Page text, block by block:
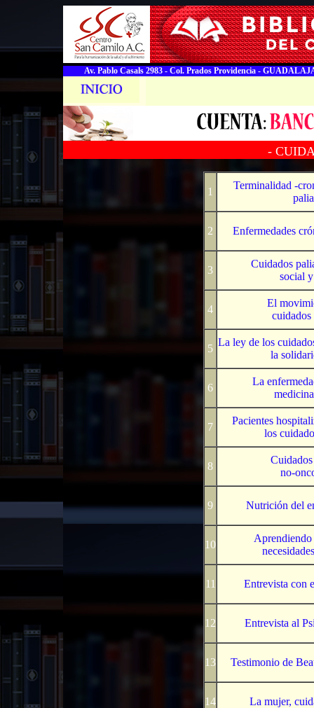
Av. Pablo Casals 2983 - Col. Prados Providencia -
-
1
Terminalidad -
2 Enfermedades
3
Cuidados
social
4
El
5
La ley de los
la
6
La
7
Pacientes
los
8
no-
9 Nutrición del
10
Aprendiendo
11 Entrevista con
12 Entrevista al
13 Testimonio de
14 La mujer,